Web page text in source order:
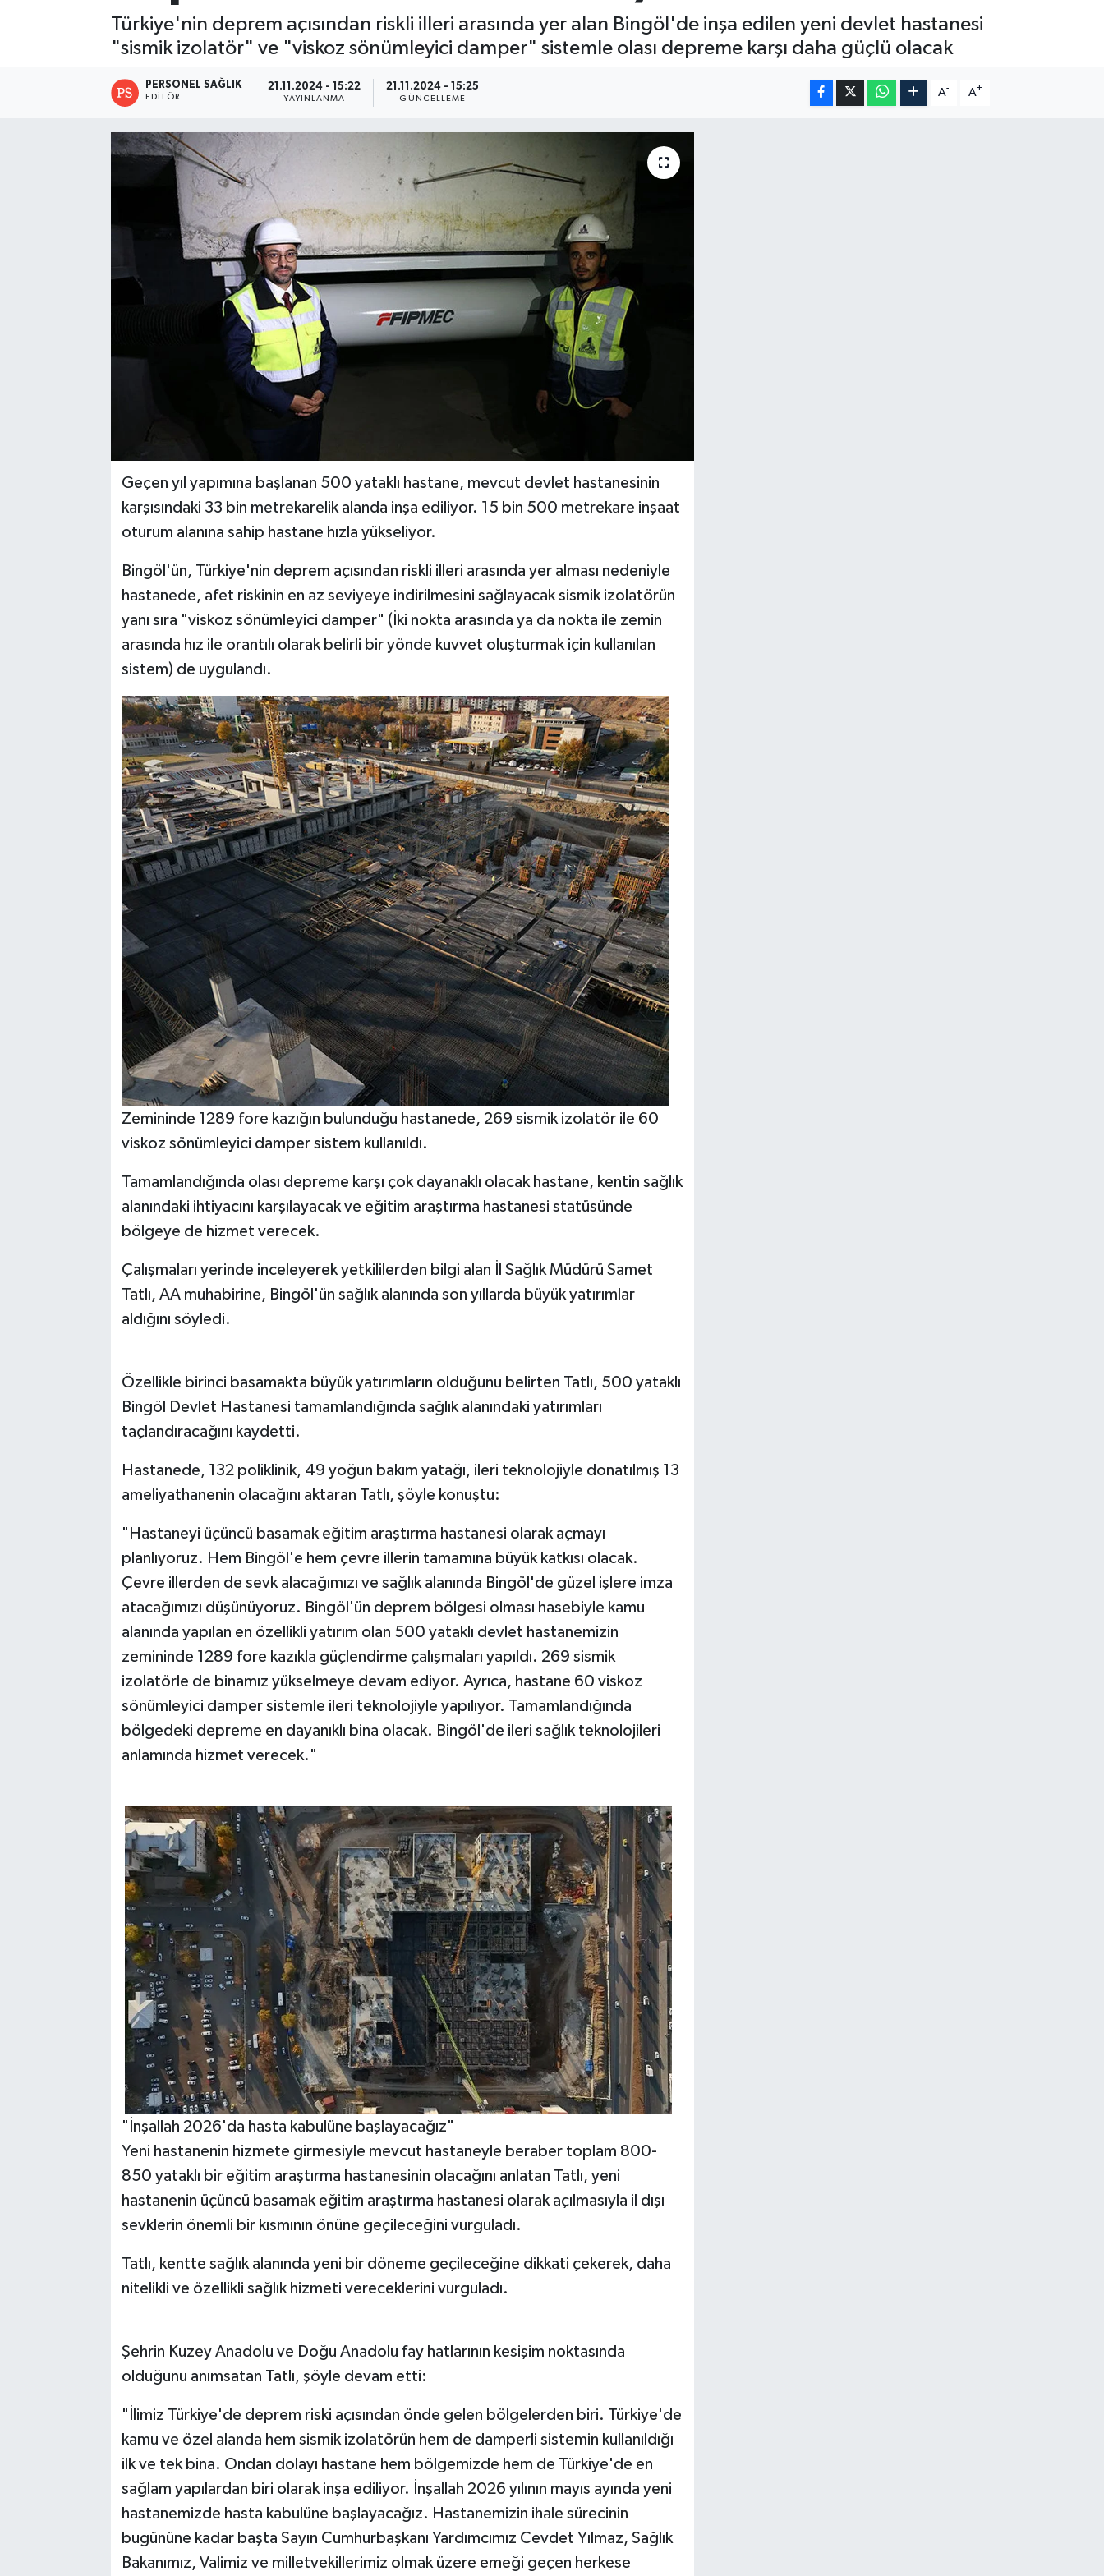
Türkiye'nin deprem açısından riskli illeri arasında yer alan Bingöl'de inşa edilen yeni devlet hastanesi
"sismik izolatör" ve "viskoz sönümleyici damper" sistemle olası depreme karşı daha güçlü olacak
PERSONEL SAĞLIK
EDITÖR
21.11.2024 - 15:22
YAYINLANMA
21.11.2024 - 15:25
GÜNCELLEME
A- A+
Geçen yıl yapımına başlanan 500 yataklı hastane, mevcut devlet hastanesinin
karşısındaki 33 bin metrekarelik alanda inşa ediliyor. 15 bin 500 metrekare inşaat
oturum alanına sahip hastane hızla yükseliyor.
Bingöl'ün, Türkiye'nin deprem açısından riskli illeri arasında yer alması nedeniyle
hastanede, afet riskinin en az seviyeye indirilmesini sağlayacak sismik izolatörün
yanı sıra "viskoz sönümleyici damper" (İki nokta arasında ya da nokta ile zemin
arasında hız ile orantılı olarak belirli bir yönde kuvvet oluşturmak için kullanılan
sistem) de uygulandı.
Zemininde 1289 fore kazığın bulunduğu hastanede, 269 sismik izolatör ile 60
viskoz sönümleyici damper sistem kullanıldı.
Tamamlandığında olası depreme karşı çok dayanaklı olacak hastane, kentin sağlık
alanındaki ihtiyacını karşılayacak ve eğitim araştırma hastanesi statüsünde
bölgeye de hizmet verecek.
Çalışmaları yerinde inceleyerek yetkililerden bilgi alan İl Sağlık Müdürü Samet
Tatlı, AA muhabirine, Bingöl'ün sağlık alanında son yıllarda büyük yatırımlar
aldığını söyledi.
Özellikle birinci basamakta büyük yatırımların olduğunu belirten Tatlı, 500 yataklı
Bingöl Devlet Hastanesi tamamlandığında sağlık alanındaki yatırımları
taçlandıracağını kaydetti.
Hastanede, 132 poliklinik, 49 yoğun bakım yatağı, ileri teknolojiyle donatılmış 13
ameliyathanenin olacağını aktaran Tatlı, şöyle konuştu:
"Hastaneyi üçüncü basamak eğitim araştırma hastanesi olarak açmayı
planlıyoruz. Hem Bingöl'e hem çevre illerin tamamına büyük katkısı olacak.
Çevre illerden de sevk alacağımızı ve sağlık alanında Bingöl'de güzel işlere imza
atacağımızı düşünüyoruz. Bingöl'ün deprem bölgesi olması hasebiyle kamu
alanında yapılan en özellikli yatırım olan 500 yataklı devlet hastanemizin
zemininde 1289 fore kazıkla güçlendirme çalışmaları yapıldı. 269 sismik
izolatörle de binamız yükselmeye devam ediyor. Ayrıca, hastane 60 viskoz
sönümleyici damper sistemle ileri teknolojiyle yapılıyor. Tamamlandığında
bölgedeki depreme en dayanıklı bina olacak. Bingöl'de ileri sağlık teknolojileri
anlamında hizmet verecek."
"İnşallah 2026'da hasta kabulüne başlayacağız"
Yeni hastanenin hizmete girmesiyle mevcut hastaneyle beraber toplam 800-
850 yataklı bir eğitim araştırma hastanesinin olacağını anlatan Tatlı, yeni
hastanenin üçüncü basamak eğitim araştırma hastanesi olarak açılmasıyla il dışı
sevklerin önemli bir kısmının önüne geçileceğini vurguladı.
Tatlı, kentte sağlık alanında yeni bir döneme geçileceğine dikkati çekerek, daha
nitelikli ve özellikli sağlık hizmeti vereceklerini vurguladı.
Şehrin Kuzey Anadolu ve Doğu Anadolu fay hatlarının kesişim noktasında
olduğunu anımsatan Tatlı, şöyle devam etti:
"İlimiz Türkiye'de deprem riski açısından önde gelen bölgelerden biri. Türkiye'de
kamu ve özel alanda hem sismik izolatörün hem de damperli sistemin kullanıldığı
ilk ve tek bina. Ondan dolayı hastane hem bölgemizde hem de Türkiye'de en
sağlam yapılardan biri olarak inşa ediliyor. İnşallah 2026 yılının mayıs ayında yeni
hastanemizde hasta kabulüne başlayacağız. Hastanemizin ihale sürecinin
bugününe kadar başta Sayın Cumhurbaşkanı Yardımcımız Cevdet Yılmaz, Sağlık
Bakanımız, Valimiz ve milletvekillerimiz olmak üzere emeği geçen herkese